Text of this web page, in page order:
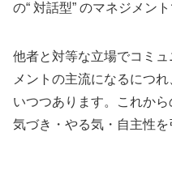
の“ 対話型” のマネジメント
他者と対等な立場でコミ
メントの主流になるにつ
いつつあります。これか
気づき・やる気・自主性を